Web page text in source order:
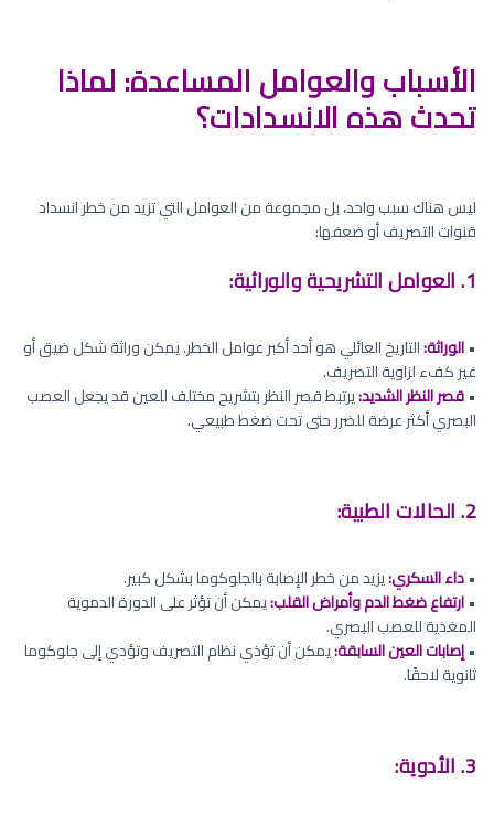
الأسباب والعوامل المساعدة: لماذا
تحدث هذه الانسدادات؟
ليس هناك سبب واحد، بل مجموعة من العوامل التي تزيد من خطر انسداد
قنوات التصريف أو ضعفها:
1. العوامل التشريحية والوراثية:
•الوراثة:التاريخ العائلي هو أحد أكبر عوامل الخطر. يمكن وراثة شكل ضيق أو
غير كفء لزاوية التصريف.
•قصر النظر الشديد:يرتبط قصر النظر بتشريح مختلف للعين قد يجعل العصب
البصري أكثر عرضة للضرر حتى تحت ضغط طبيعي.
2. الحالات الطبية:
•داء السكري:يزيد من خطر الإصابة بالجلوكوما بشكل كبير.
•ارتفاع ضغط الدم وأمراض القلب:يمكن أن تؤثر على الدورة الدموية
المغذية للعصب البصري.
•إصابات العين السابقة:يمكن أن تؤذي نظام التصريف وتؤدي إلى جلوكوما
ثانوية لاحقًا.
3. الأدوية: